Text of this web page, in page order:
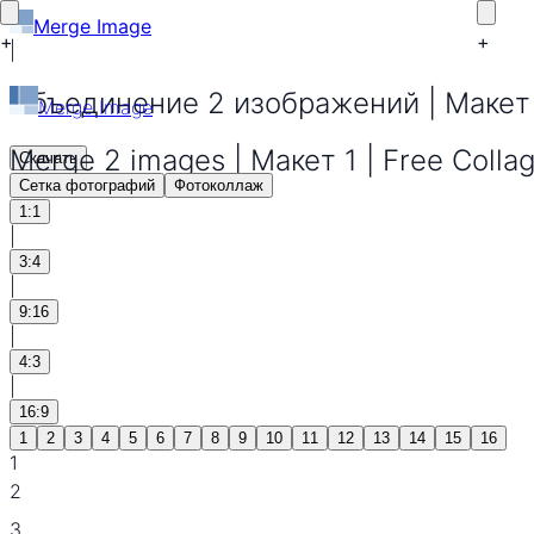
Merge Image
|
Объединение 2 изображений |
Скачать
Merge Image
Merge 2 images | Макет 1 | Free
Сетка фотографий
Фотоколлаж
1:1
3:4
9:16
4:3
16:9
1
2 3 4 5 6 7 8 9 10 11 12 13 14 15 16
1
2
3
+ +